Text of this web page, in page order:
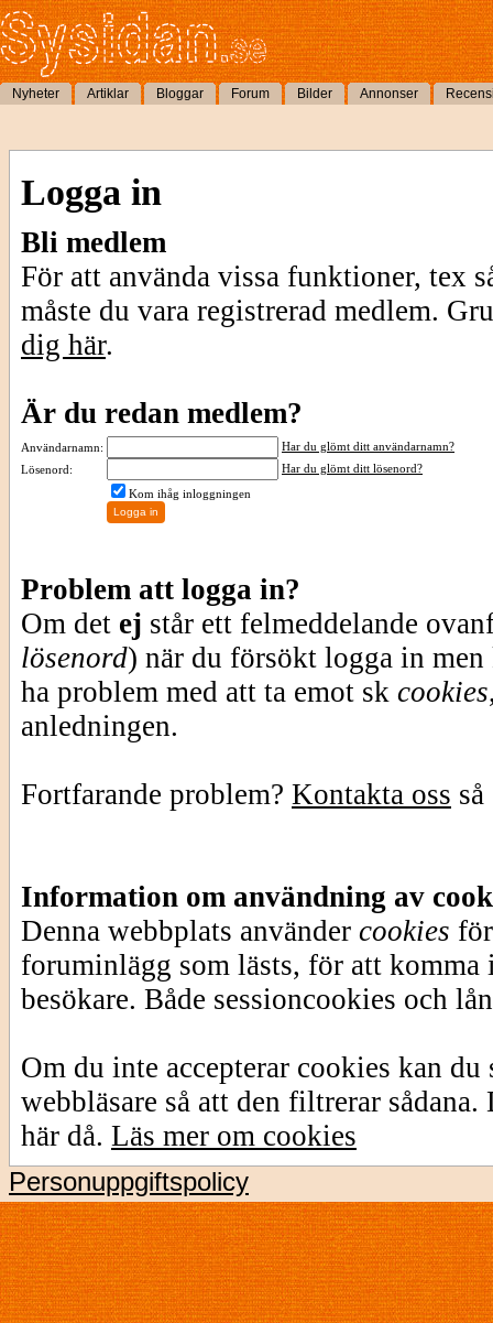
Nyheter Artiklar Bloggar Forum Bilder Annonser
Logga in
Bli medlem
För att använda vissa funktioner, tex
måste du vara registrerad medlem.
dig här.
Är du redan medlem?
Användarnamn:
Har du glömt ditt användarnamn?
Lösenord:
Har du glömt ditt lösenord?
Kom ihåg inloggningen
Problem att logga in?
Om det ej står ett felmeddelande
lösenord) när du försökt logga in
ha problem med att ta emot sk cookies
anledningen.
Fortfarande problem? Kontakta oss
Information om användning av
Denna webbplats använder cookies
foruminlägg som lästs, för att
besökare. Både sessioncookies och
Om du inte accepterar cookies kan
webbläsare så att den filtrerar
här då. Läs mer om cookies
Personuppgiftspolicy